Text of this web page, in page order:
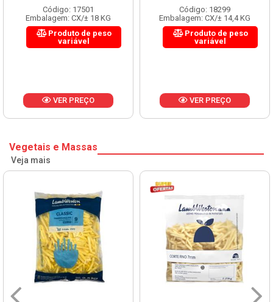
Código: 17501
Embalagem: CX/± 18 KG
Produto de peso
variável
VER PREÇO
Código: 18299
Embalagem: CX/± 14,4 KG
Produto de peso
variável
VER PREÇO
Vegetais e Massas
Veja mais